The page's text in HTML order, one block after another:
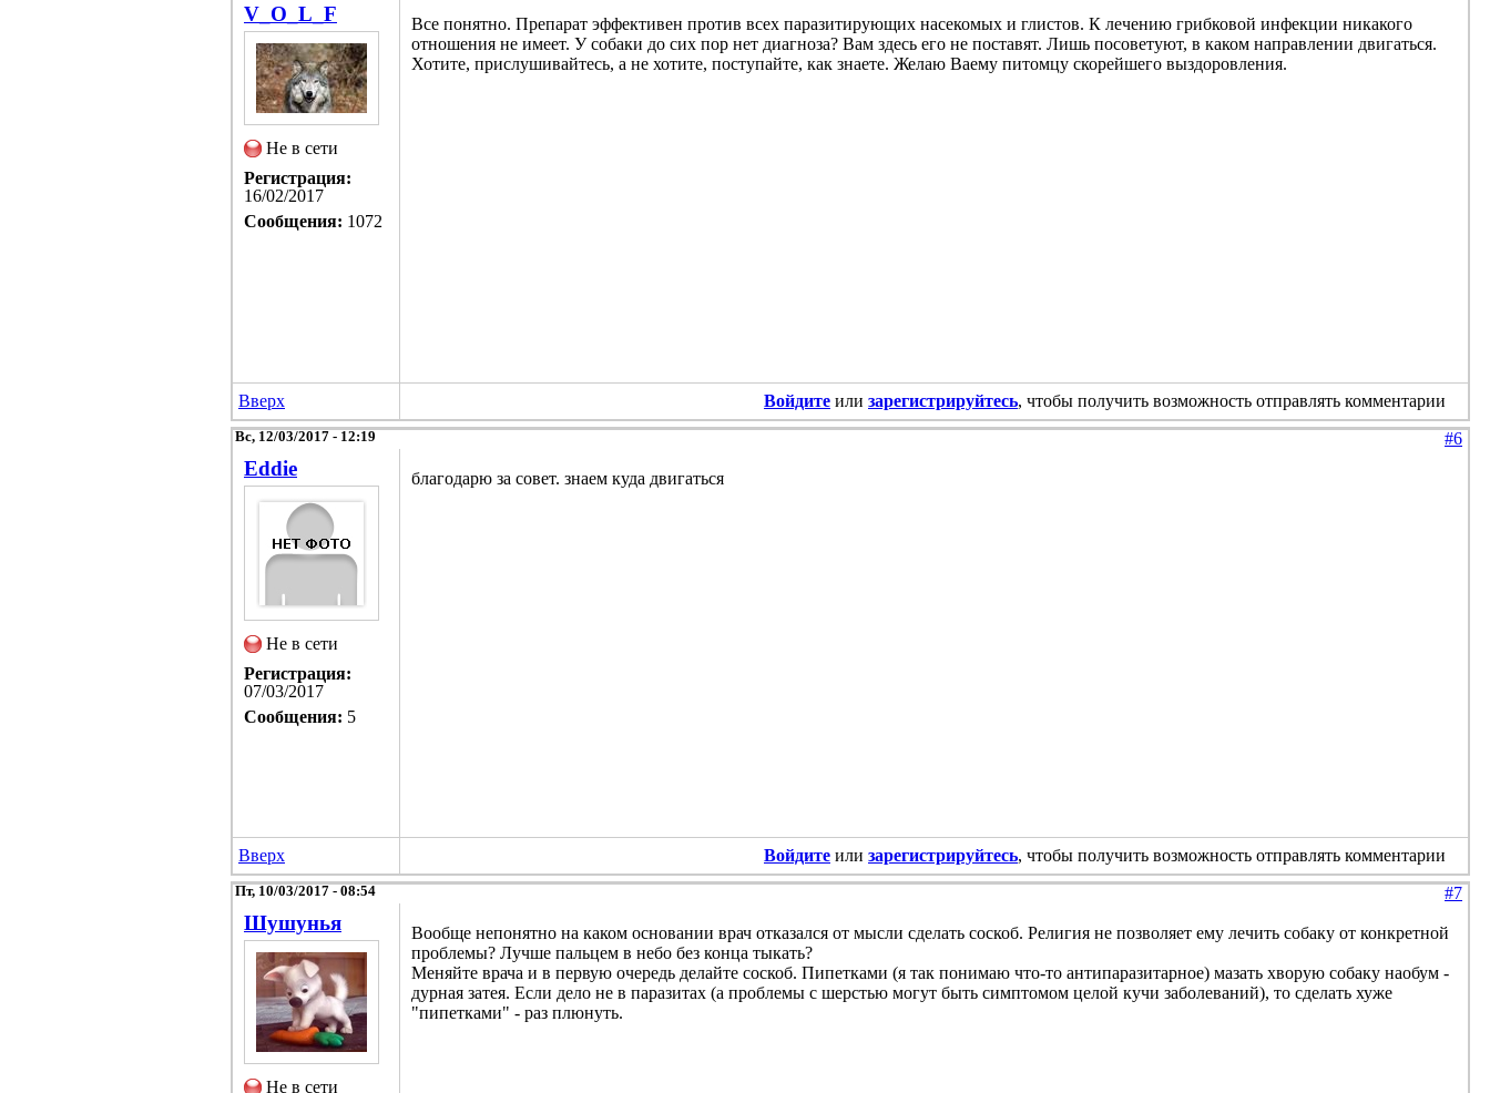
V_O_L_F
Не в сети
Регистрация:
16/02/2017
Сообщения: 1072
Все понятно. Препарат эффективен против всех паразитирующих насекомых и глистов. К лечению грибковой инфекции никакого
отношения не имеет. У собаки до сих пор нет диагноза? Вам здесь его не поставят. Лишь посоветуют, в каком направлении двигаться.
Хотите, прислушивайтесь, а не хотите, поступайте, как знаете. Желаю Ваему питомцу скорейшего выздоровления.
Вверх Войдите или зарегистрируйтесь, чтобы получить возможность отправлять комментарии
Вс, 12/03/2017 - 12:19 #6
Eddie
Не в сети
Регистрация:
07/03/2017
Сообщения: 5
благодарю за совет. знаем куда двигаться
Вверх Войдите или зарегистрируйтесь, чтобы получить возможность отправлять комментарии
Пт, 10/03/2017 - 08:54 #7
Шушунья
Не в сети
Вообще непонятно на каком основании врач отказался от мысли сделать соскоб. Религия не позволяет ему лечить собаку от конкретной
проблемы? Лучше пальцем в небо без конца тыкать?
Меняйте врача и в первую очередь делайте соскоб. Пипетками (я так понимаю что-то антипаразитарное) мазать хворую собаку наобум -
дурная затея. Если дело не в паразитах (а проблемы с шерстью могут быть симптомом целой кучи заболеваний), то сделать хуже
"пипетками" - раз плюнуть.